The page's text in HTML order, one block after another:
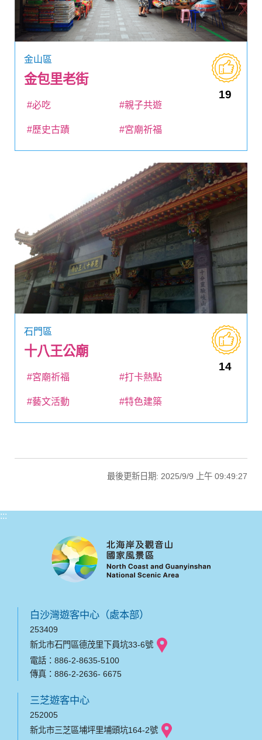
金山區
金包里老街
19
#必吃 #親子共遊
#歷史古蹟 #宮廟祈福
石門區
十八王公廟
14
#宮廟祈福 #打卡熱點
#藝文活動 #特色建築
最後更新日期: 2025/9/9 上午 09:49:27
:::
白沙灣遊客中心（處本部）
253409
新北市石門區德茂里下員坑33-6號
電話：886-2-8635-5100
傳真：886-2-2636- 6675
三芝遊客中心
252005
新北市三芝區埔坪里埔頭坑164-2號